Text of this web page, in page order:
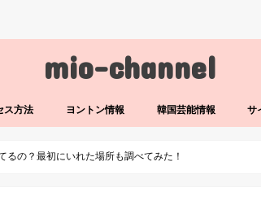
mio-channel
ス方法 ヨントン情報 韓国芸能情報 サ
るの？最初にいれた場所も調べてみた！